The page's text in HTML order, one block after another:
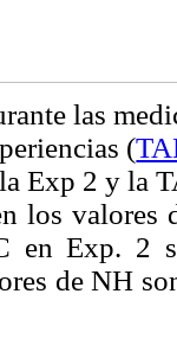
las
(
Exp 2 y la
los
en Exp. 2
de NH